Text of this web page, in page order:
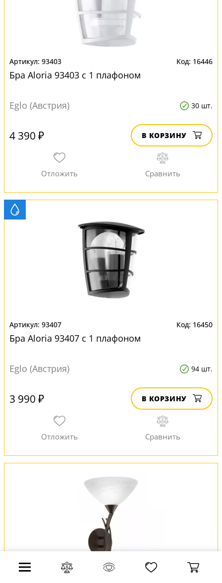
93403 16446
Бра Aloria 93403 с 1 плафоном
Eglo (Австрия) 30 шт.
4 390 ₽ В КОРЗИНУ
93407 16450
Бра Aloria 93407 с 1 плафоном
Eglo (Австрия) 94 шт.
3 990 ₽ В КОРЗИНУ